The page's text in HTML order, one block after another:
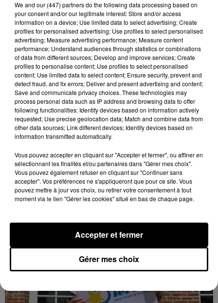
Loir-et-Cher : un pyromane interpellé grâce
au sang-froid des...
Samedi 25 juillet, plus d'une dizaine de feux de
champs et de sous-bois ont été déclenchés dans le
secteur de Fontaine-les-Côteaux, Montoire et Lunay.
Grâce...
LE GRAND FORMAT Voir plus
We and our (447) partnersdo the following data processing based on
your consent and/or our legitimate interest: Store and/or access
information on a device; Use limited data to select advertising; Create
profiles for personalised advertising; Use profiles to select personalised
advertising; Measure advertising performance; Measure content
performance; Understand audiences through statistics or combinations
of data from different sources; Develop and improve services; Create
profiles to personalise content; Use profiles to select personalised
content; Use limited data to select content; Ensure security, prevent and
detect fraud, and fix errors; Deliver and present advertising and content;
Save and communicate privacy choices. These technologies may
process personal data such as IP address and browsing data to offer
following functionalities: Identify devices based on information actively
requested; Use precise geolocation data; Match and combine data from
other data sources; Link different devices; Identify devices based on
information transmitted automatically.
Vous pouvez accepter en cliquant sur "Accepter et fermer", ou affiner en
sélectionnant les finalités et/ou partenaires dans "Gérer mes choix".
Vous pouvez également refuser en cliquant sur "Continuer sans
accepter". Vos préférences ne s'appliqueront que pour ce site. Vous
pouvez mettre à jour vos choix, ou retirer votre consentement à tout
moment via le lien "Gérer les cookies" situé en bas de chaque page.
Gérer mes choix
Accepter et fermer